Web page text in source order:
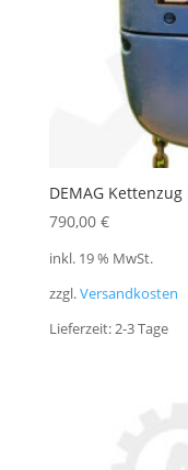
DEMAG
790,00 €
inkl. 19 % MwSt.
zzgl.Versandkosten
Lieferzeit:2-3 Tage